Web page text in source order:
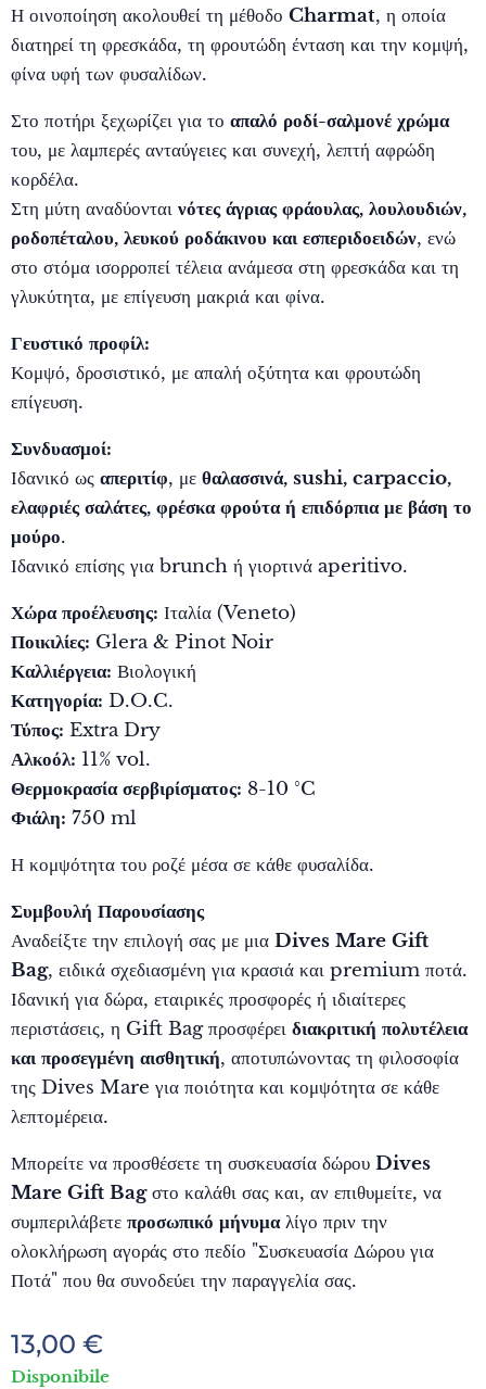
Η οινοποίηση ακολουθεί τη μέθοδο Charmat, η οποία
διατηρεί τη φρεσκάδα, τη φρουτώδη ένταση και την κομψή,
φίνα υφή των φυσαλίδων.
Στο ποτήρι ξεχωρίζει για το απαλό ροδί-σαλμονέ χρώμα
του, με λαμπερές ανταύγειες και συνεχή, λεπτή αφρώδη
κορδέλα.
Στη μύτη αναδύονται νότες άγριας φράουλας, λουλουδιών,
ροδοπέταλου, λευκού ροδάκινου και εσπεριδοειδών, ενώ
στο στόμα ισορροπεί τέλεια ανάμεσα στη φρεσκάδα και τη
γλυκύτητα, με επίγευση μακριά και φίνα.
Γευστικό προφίλ:
Κομψό, δροσιστικό, με απαλή οξύτητα και φρουτώδη
επίγευση.
Συνδυασμοί:
Ιδανικό ως απεριτίφ, με θαλασσινά, sushi, carpaccio,
ελαφριές σαλάτες, φρέσκα φρούτα ή επιδόρπια με βάση το
μούρο.
Ιδανικό επίσης για brunch ή γιορτινά aperitivo.
Χώρα προέλευσης: Ιταλία (Veneto)
Ποικιλίες: Glera & Pinot Noir
Καλλιέργεια: Βιολογική
Κατηγορία: D.O.C.
Τύπος: Extra Dry
Αλκοόλ: 11% vol.
Θερμοκρασία σερβιρίσματος: 8-10 °C
Φιάλη: 750 ml
Η κομψότητα του ροζέ μέσα σε κάθε φυσαλίδα.
Συμβουλή Παρουσίασης
Αναδείξτε την επιλογή σας με μια Dives Mare Gift
Bag, ειδικά σχεδιασμένη για κρασιά και premium ποτά.
Ιδανική για δώρα, εταιρικές προσφορές ή ιδιαίτερες
περιστάσεις, η Gift Bag προσφέρει διακριτική πολυτέλεια
και προσεγμένη αισθητική, αποτυπώνοντας τη φιλοσοφία
της Dives Mare για ποιότητα και κομψότητα σε κάθε
λεπτομέρεια.
Μπορείτε να προσθέσετε τη συσκευασία δώρου Dives
Mare Gift Bagστο καλάθι σας και, αν επιθυμείτε, να
συμπεριλάβετε προσωπικό μήνυμαλίγο πριν την
ολοκλήρωση αγοράς στο πεδίο "Συσκευασία Δώρου για
Ποτά" που θα συνοδεύει την παραγγελία σας.
13,00 €
Disponibile